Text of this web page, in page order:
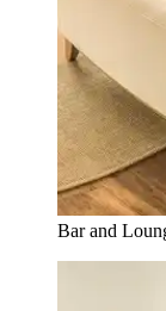
Bar and